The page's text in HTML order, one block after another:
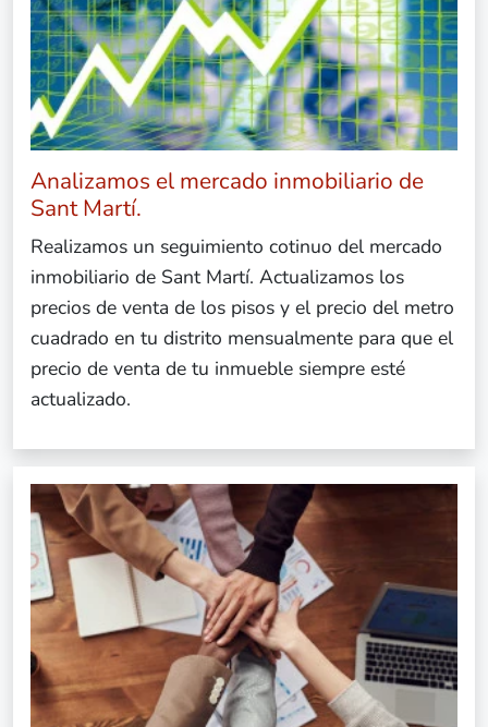
Analizamos el mercado inmobiliario de
Sant Martí.
Realizamos un seguimiento cotinuo del mercado
inmobiliario de Sant Martí. Actualizamos los
precios de venta de los pisos y el precio del metro
cuadrado en tu distrito mensualmente para que el
precio de venta de tu inmueble siempre esté
actualizado.